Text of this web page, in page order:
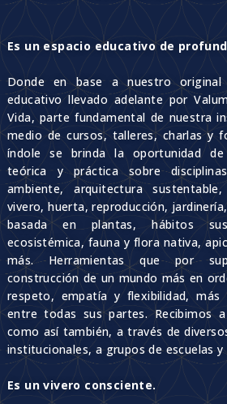
Es un espacio educativo de
Donde en base a nuestro
educativo llevado adelante por
Vida, parte fundamental de nuestra
medio de cursos, talleres, charlas y
índole se brinda la oportunidad
teórica y práctica sobre
ambiente, arquitectura
vivero, huerta, reproducción,
basada en plantas, hábitos
ecosistémica, fauna y flora nativa,
más. Herramientas que por
construcción de un mundo más en
respeto, empatía y flexibilidad, más
entre todas sus partes. Recibimos
como así también, a través de
institucionales, a grupos de escuelas y
Es un vivero consciente.